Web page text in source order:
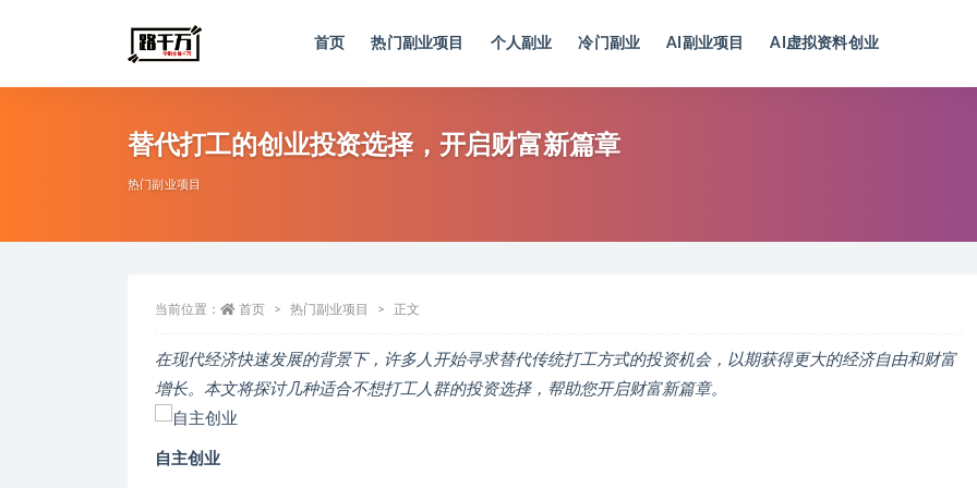
首页 热门副业项目 个人副业 冷门副业 AI副业项目 AI虚拟资料创业
替代打工的创业投资选择，开启财富新篇章
热门副业项目
当前位置： 首页 热门副业项目 正文
在现代经济快速发展的背景下，许多人开始寻求替代传统打工方式的投资机会，以期获得更大的经济自由和财富
增长。本文将探讨几种适合不想打工人群的投资选择，帮助您开启财富新篇章。
自主创业